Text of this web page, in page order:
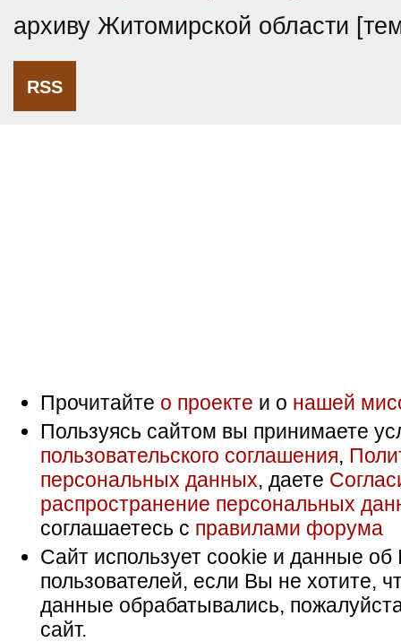
архиву Житомирской области
RSS
Прочитайте о проекте и о нашей
Пользуясь сайтом вы принимаете
пользовательского соглашения,
персональных данных, даете
распространение персональных
соглашаетесь с правилами форума
Сайт использует cookie и данные об
пользователей, если Вы не хотите,
данные обрабатывались,
сайт.